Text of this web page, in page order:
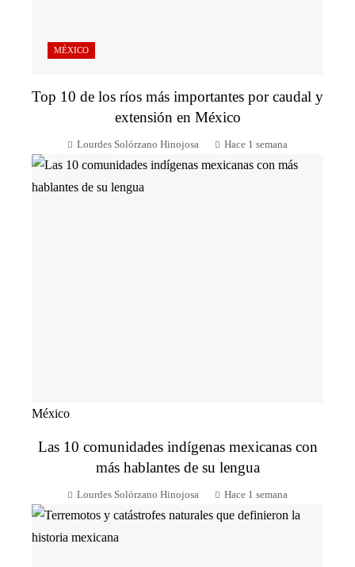
MÉXICO
Top 10 de los ríos más importantes por caudal y
extensión en México
Lourdes Solórzano Hinojosa Hace 1 semana
México
Las 10 comunidades indígenas mexicanas con
más hablantes de su lengua
Lourdes Solórzano Hinojosa Hace 1 semana